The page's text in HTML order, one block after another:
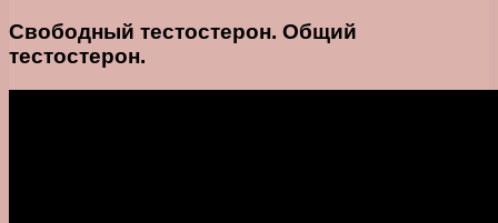
Свободный тестостерон. Общий
тестостерон.